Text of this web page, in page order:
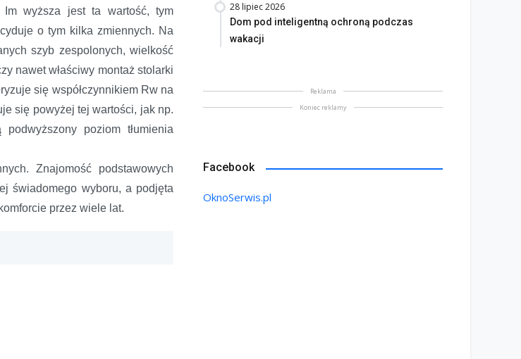
wyższa jest ta wartość, tym
o tym kilka zmiennych. Na
szyb zespolonych, wielkość
nawet właściwy montaż stolarki
się współczynnikiem Rw na
się powyżej tej wartości, jak np.
poziom tłumienia
Znajomość podstawowych
świadomego wyboru, a podjęta
przez wiele lat.
28 lipiec 2026
Dom pod inteligentną ochroną podczas
wakacji
Reklama
Koniec reklamy
Facebook
OknoSerwis.pl